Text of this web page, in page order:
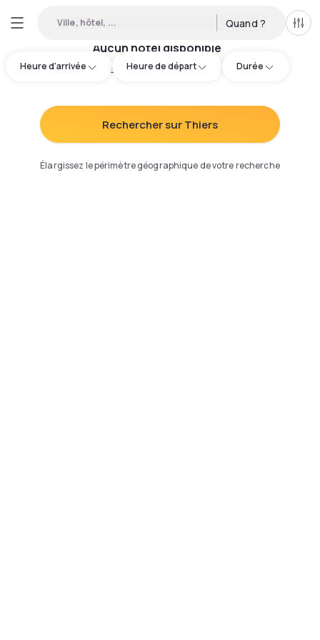
Ville, hôtel, ... Quand ?
Heure d'arrivée Heure de départ Durée
Aucun hôtel disponible
Essayez d'ajuster votre recherche:
Rechercher sur Thiers
Élargissez le périmètre géographique de votre recherche